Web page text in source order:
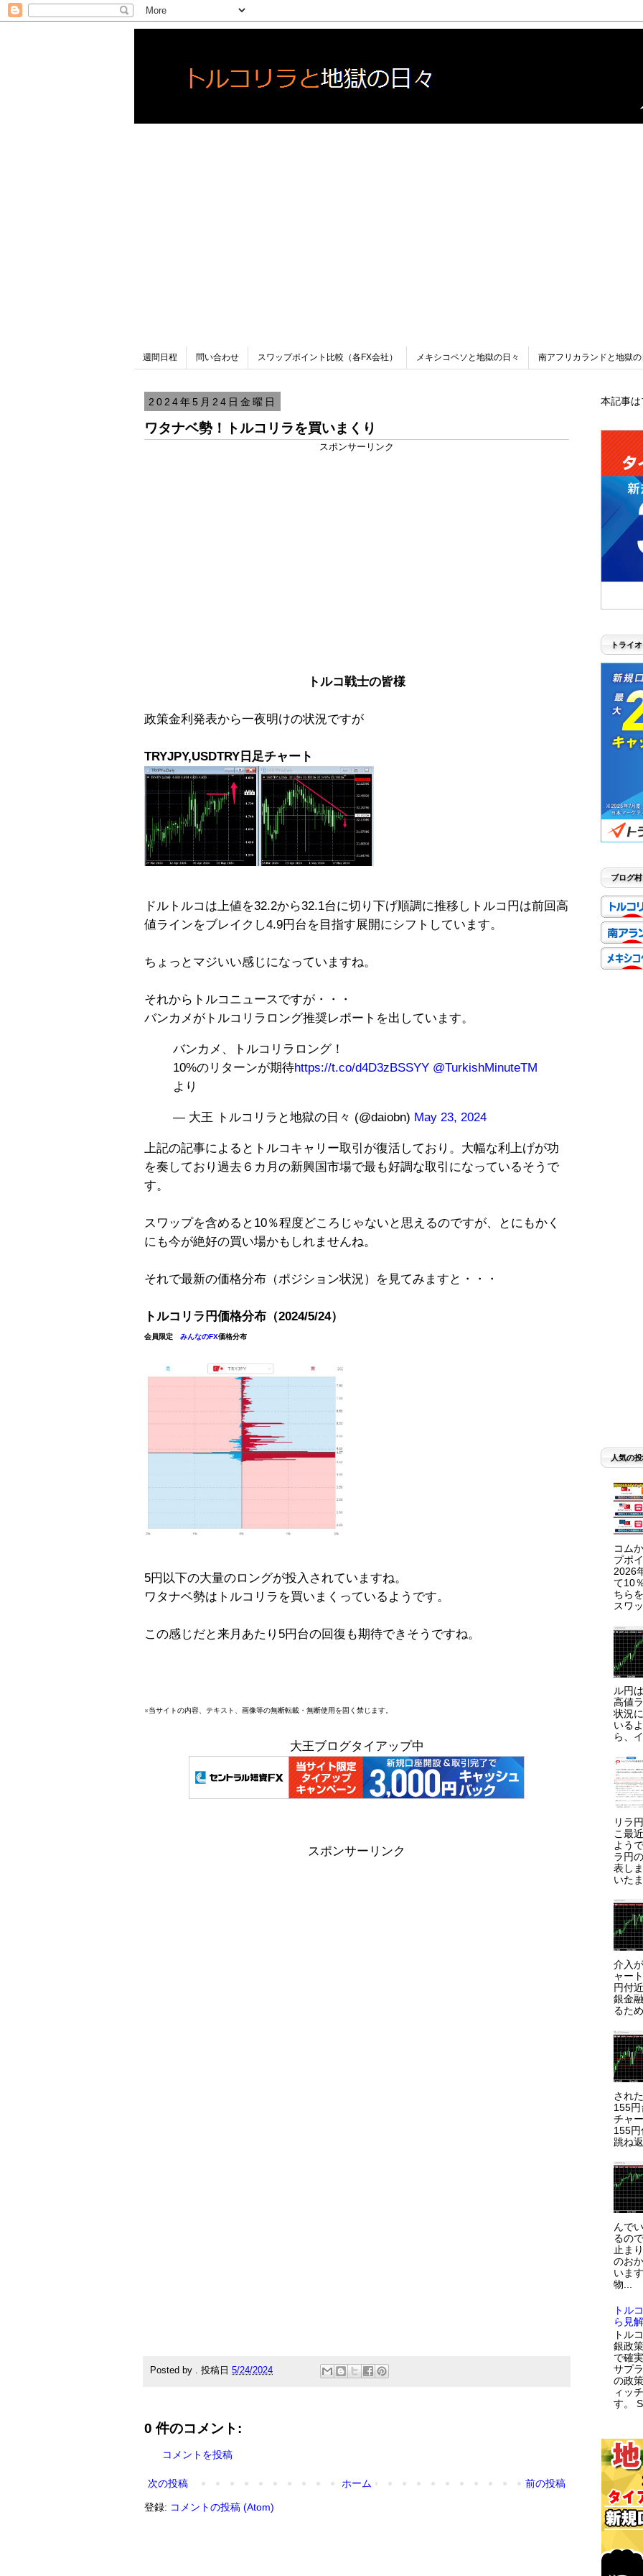
週間日程 問い合わせ スワップポイント比較（各FX会社） メキシコペソと地獄の日々 南アフリカランドと地獄
2024年5月24日金曜日
ワタナベ勢！トルコリラを買いまくり
スポンサーリンク
トルコ戦士の皆様
政策金利発表から一夜明けの状況ですが
TRYJPY,USDTRY日足チャート
ドルトルコは上値を32.2から32.1台に切り下げ順調に推移しトルコ円は前回高
値ラインをブレイクし4.9円台を目指す展開にシフトしています。
ちょっとマジいい感じになっていますね。
それからトルコニュースですが・・・
バンカメがトルコリラロング推奨レポートを出しています。
バンカメ、トルコリラロング！
10%のリターンが期待https://t.co/d4D3zBSSYY @TurkishMinuteTM
より
— 大王 トルコリラと地獄の日々 (@daiobn) May 23, 2024
上記の記事によるとトルコキャリー取引が復活しており。大幅な利上げが功
を奏しており過去６カ月の新興国市場で最も好調な取引になっているそうで
す。
スワップを含めると10％程度どころじゃないと思えるのですが、とにもかく
にも今が絶好の買い場かもしれませんね。
それで最新の価格分布（ポジション状況）を見てみますと・・・
トルコリラ円価格分布（2024/5/24）
会員限定 みんなのFX価格分布
5円以下の大量のロングが投入されていますね。
ワタナベ勢はトルコリラを買いまくっているようです。
この感じだと来月あたり5円台の回復も期待できそうですね。
※当サイトの内容、テキスト、画像等の無断転載・無断使用を固く禁じます。
大王ブログタイアップ中
スポンサーリンク
Posted by . 投稿日 5/24/2024
0 件のコメント:
コメントを投稿
次の投稿 前の投稿
ホーム
登録: コメントの投稿 (Atom)
本記事
トライ
ブログ村
人気の
コム
プポ
2026
て10
ちら
スワ
ル円
高値
状況
いる
ら、
リラ
こ最
よう
ラ円
表し
いた
介入
ャー
円付
銀金
るた
され
155
チャ
155
跳ね
んで
るの
止ま
のお
いま
物...
トル
ら見
トル
銀政
で確
サプ
の政
ィッ
す。